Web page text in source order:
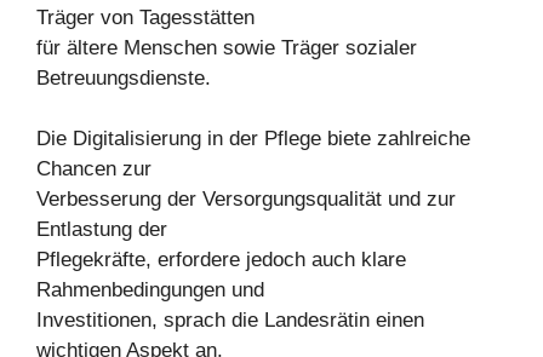
Träger von Tagesstätten
für ältere Menschen sowie Träger sozialer
Betreuungsdienste.
Die Digitalisierung in der Pflege biete zahlreiche
Chancen zur
Verbesserung der Versorgungsqualität und zur
Entlastung der
Pflegekräfte, erfordere jedoch auch klare
Rahmenbedingungen und
Investitionen, sprach die Landesrätin einen
wichtigen Aspekt an.